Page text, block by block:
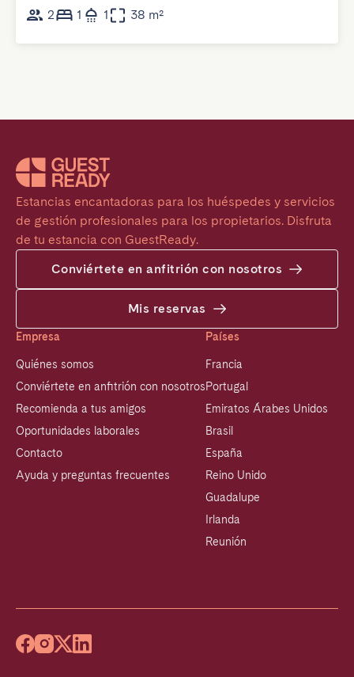
2
1 1 38 m²
Estancias encantadoras para los huéspedes y servicios
de gestión profesionales para los propietarios. Disfruta
de tu estancia con GuestReady.
Conviértete en anfitrión con nosotros
Mis reservas
Empresa
Quiénes somos
Conviértete en anfitrión con nosotros
Recomienda a tus amigos
Oportunidades laborales
Contacto
Ayuda y preguntas frecuentes
Países
Francia
Portugal
Emiratos Árabes Unidos
Brasil
España
Reino Unido
Guadalupe
Irlanda
Reunión